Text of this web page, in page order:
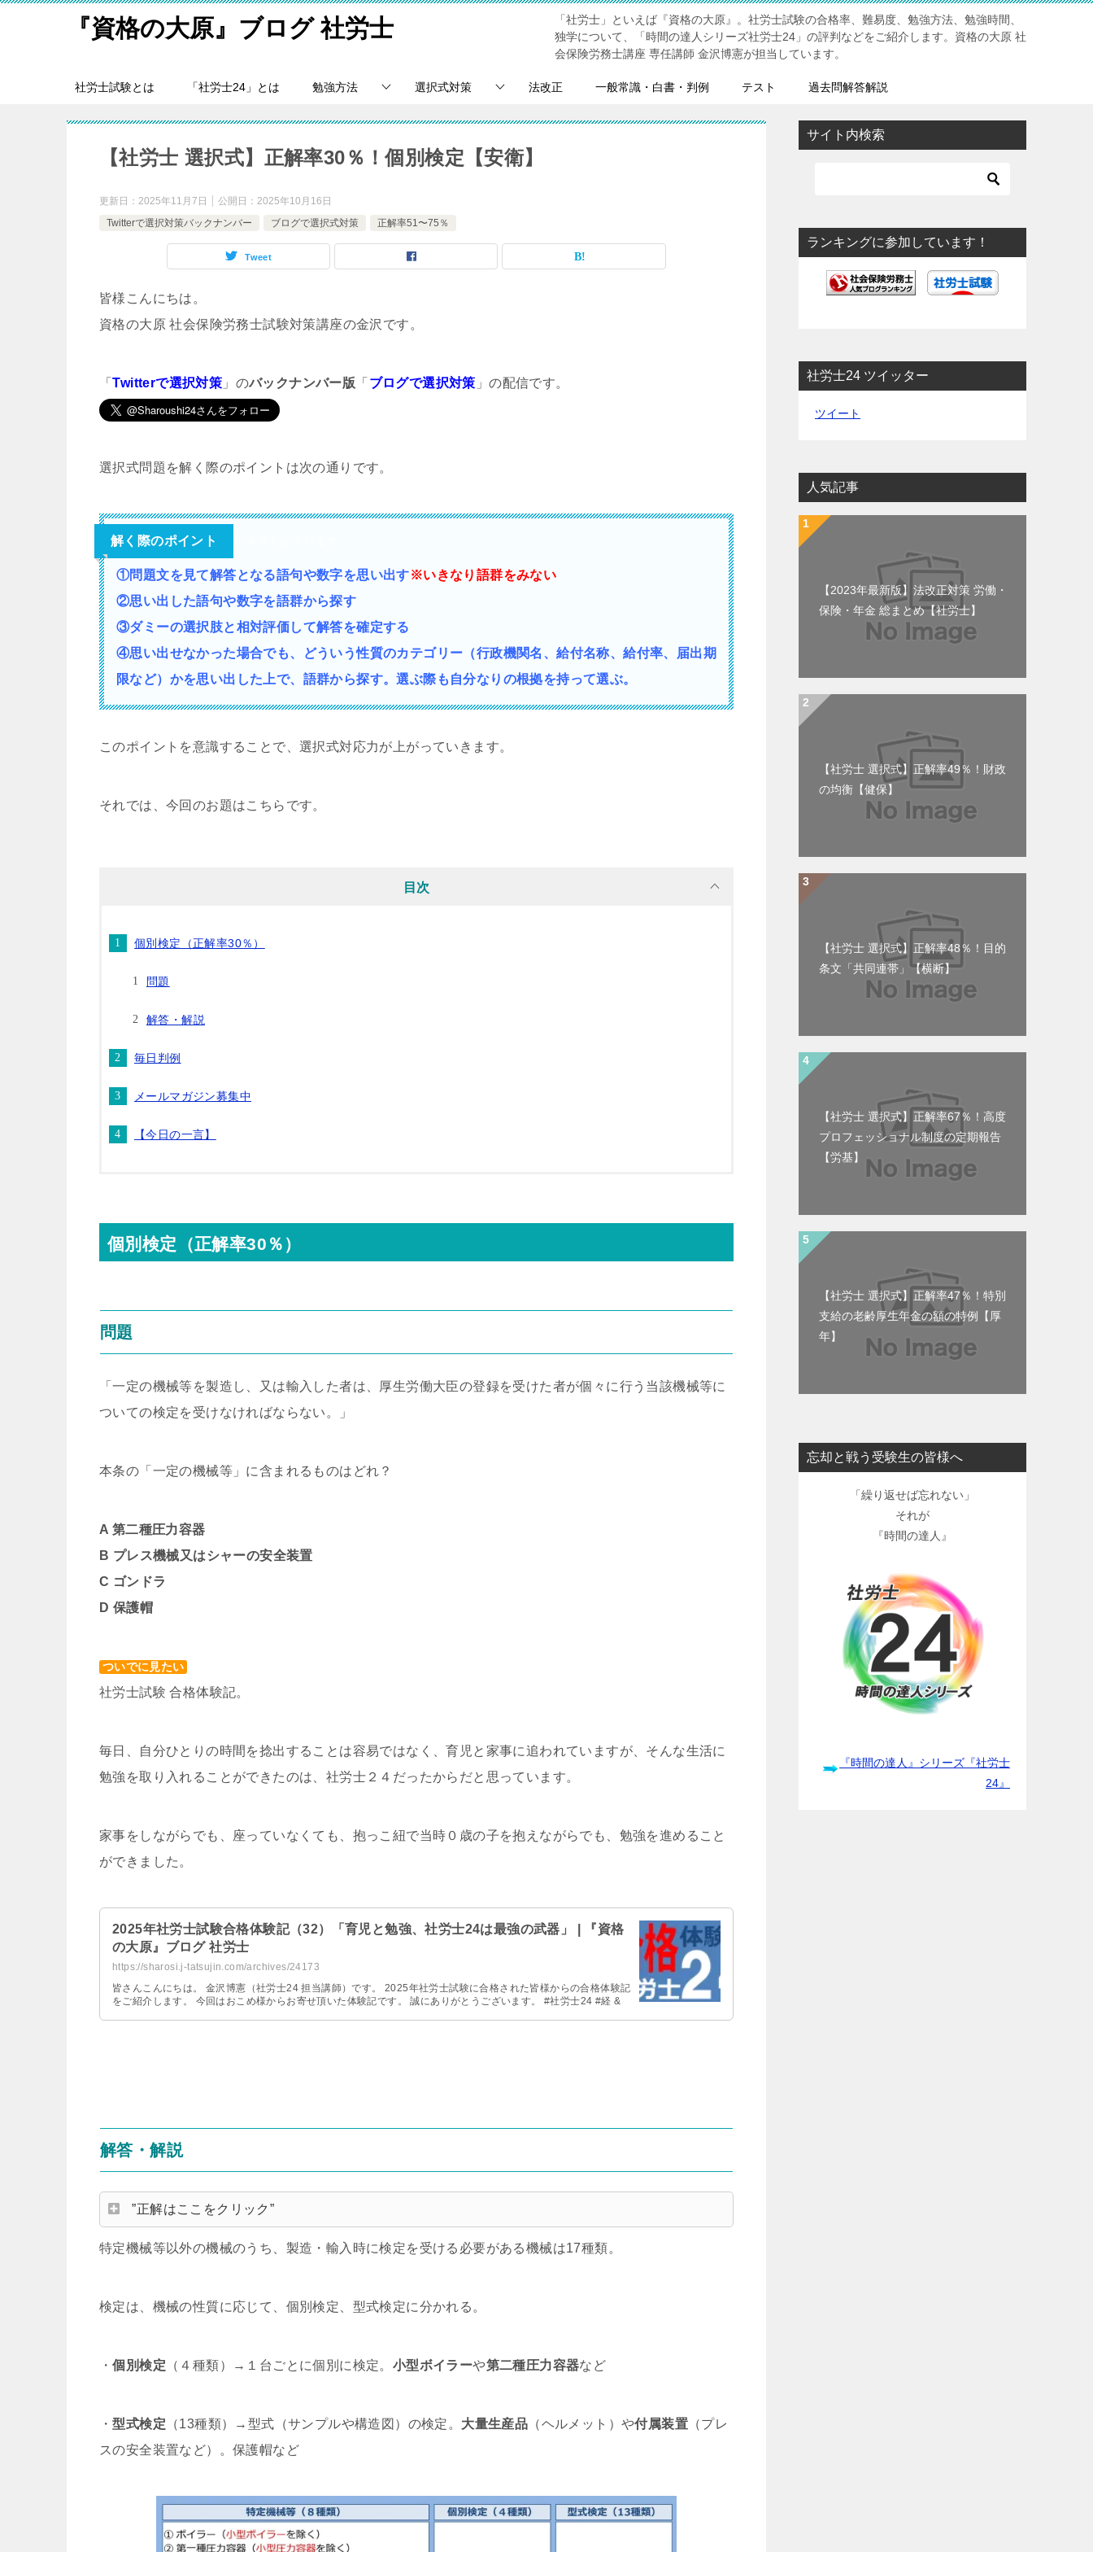
『資格の大原』ブログ 社労士
「社労士」といえば『資格の大原』。社労士試験の合格率、難易度、勉強方法、勉強時間、
独学について、「時間の達人シリーズ社労士24」の評判などをご紹介します。資格の大原 社
会保険労務士講座 専任講師 金沢博憲が担当しています。
社労士試験とは 「社労士24」とは 勉強方法 選択式対策 法改正 一般常識・白書・判例 テスト 過去問解答解説
【社労士 選択式】正解率30％！個別検定【安衛】
更新日： 2025年11月7日 公開日： 2025年10月16日
Twitterで選択対策バックナンバー
ブログで選択式対策 正解率51〜75％
Tweet
皆様こんにちは。
資格の大原 社会保険労務士試験対策講座の金沢です。
「Twitterで選択対策 」のバックナンバー版 「 ブログで選択対策 」の配信です。
選択式問題を解く際のポイントは次の通りです。
解く際のポイント
①問題文を見て解答となる語句や数字を思い出す※いきなり語群をみない
②思い出した語句や数字を語群から探す
③ダミーの選択肢と相対評価して解答を確定する
④思い出せなかった場合でも、どういう性質のカテゴリー（行政機関名、給付名称、給付率、届出期
限など）かを思い出した上で、語群から探す。選ぶ際も自分なりの根拠を持って選ぶ。
このポイントを意識することで、選択式対応力が上がっていきます。
それでは、今回のお題はこちらです。
目次
個別検定（正解率30％）
問題
解答・解説
毎日判例
メールマガジン募集中
【今日の一言】
個別検定（正解率30％）
問題
「一定の機械等を製造し、又は輸入した者は、厚生労働大臣の登録を受けた者が個々に行う当該機械等に
ついての検定を受けなければならない。」
本条の「一定の機械等」に含まれるものはどれ？
A 第二種圧力容器
B プレス機械又はシャーの安全装置
C ゴンドラ
D 保護帽
ついでに見たい
社労士試験 合格体験記。
毎日、自分ひとりの時間を捻出することは容易ではなく、育児と家事に追われていますが、そんな生活に
勉強を取り入れることができたのは、社労士２４だったからだと思っています。
家事をしながらでも、座っていなくても、抱っこ紐で当時０歳の子を抱えながらでも、勉強を進めること
ができました。
2025年社労士試験合格体験記（32）「育児と勉強、社労士24は最強の武器」 | 『資格
の大原』ブログ 社労士
https://sharosi.j-tatsujin.com/archives/24173
皆さんこんにちは。 金沢博憲（社労士24 担当講師）です。 2025年社労士試験に合格された皆様からの合格体験記
をご紹介します。 今回はおこめ様からお寄せ頂いた体験記です。 誠にありがとうございます。 #社労士24 #経 &
解答・解説
”正解はここをクリック”
特定機械等以外の機械のうち、製造・輸入時に検定を受ける必要がある機械は17種類。
検定は、機械の性質に応じて、個別検定、型式検定に分かれる。
・個別検定 （４種類）→１台ごとに個別に検定。 小型ボイラーや第二種圧力容器など
・型式検定 （13種類）→型式（サンプルや構造図）の検定。 大量生産品 （ヘルメット）や付属装置 （プレ
スの安全装置など）。保護帽など
サイト内検索
ランキングに参加しています！
社労士24 ツイッター
ツイート
人気記事
【2023年最新版】法改正対策 労働・
保険・年金 総まとめ【社労士】
【社労士 選択式】正解率49％！財政
の均衡【健保】
【社労士 選択式】正解率48％！目的
条文「共同連帯」【横断】
【社労士 選択式】正解率67％！高度
プロフェッショナル制度の定期報告
【労基】
【社労士 選択式】正解率47％！特別
支給の老齢厚生年金の額の特例【厚
年】
忘却と戦う受験生の皆様へ
「繰り返せば忘れない」
それが
『時間の達人』
『時間の達人』シリーズ『社労士
24』